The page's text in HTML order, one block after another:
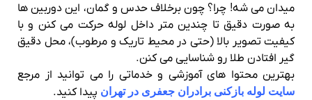
میدان می‌ شه! چرا؟ چون برخلاف حدس و گمان، این دوربین‌ ها
به‌ صورت دقیق تا چندین متر داخل لوله حرکت می‌ کنن و با
کیفیت تصویر بالا (حتی در محیط تاریک و مرطوب)، محل دقیق
گیر افتادن طلا رو شناسایی می‌ کنن.
بهترین محتوا های آموزشی و خدماتی را می توانید از مرجع
سایت لوله بازکنی برادران جعفری در تهران پیدا کنید.